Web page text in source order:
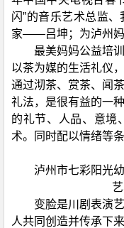
闪”的音乐艺术总监
家——吕坤；为泸州妈
最美妈妈公益培
以茶为媒的生活礼仪
通过沏茶、赏茶、闻
礼法，是很有益的一
的礼节、人品、意境
术。同时配以情绪等条
泸州市七彩阳光
变脸是川剧表演
人共同创造并传承下